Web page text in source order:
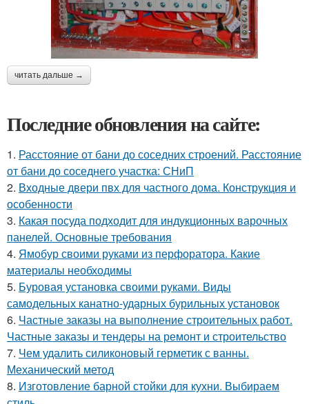
читать дальше →
Последние обновления на сайте:
1. Расстояние от бани до соседних строений. Расстояние
от бани до соседнего участка: СНиП
2. Входные двери пвх для частного дома. Конструкция и
особенности
3. Какая посуда подходит для индукционных варочных
панелей. Основные требования
4. Ямобур своими руками из перфоратора. Какие
материалы необходимы
5. Буровая установка своими руками. Виды
самодельных канатно-ударных бурильных установок
6. Частные заказы на выполнение строительных работ.
Частные заказы и тендеры на ремонт и строительство
7. Чем удалить силиконовый герметик с ванны.
Механический метод
8. Изготовление барной стойки для кухни. Выбираем